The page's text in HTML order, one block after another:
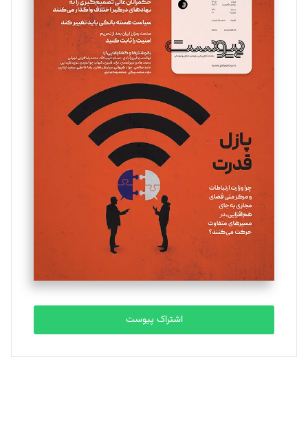
سروش کرمیان
تحریریه
مینا پاکدل
یسنا امان‌پور
تحریریه
ملینا جعفری
تحریریه
مصطفی مسجدی آرانی
تحریریه
بابک نقاش
تحریریه
اشتراک پیوست